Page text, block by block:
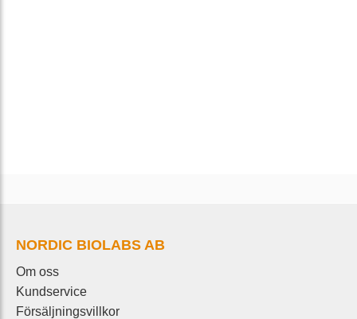
NORDIC BIOLABS AB
Om oss
Kundservice
Försäljningsvillkor